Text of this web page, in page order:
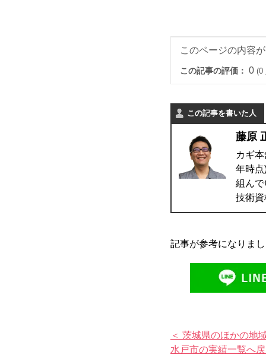
このページの内容
この記事の評価： 0 (0
この記事を書いた人
藤原
カギ
年時
組ん
技術
記事が参考になりま
＜ 茨城県のほかの地
水戸市の実績一覧へ